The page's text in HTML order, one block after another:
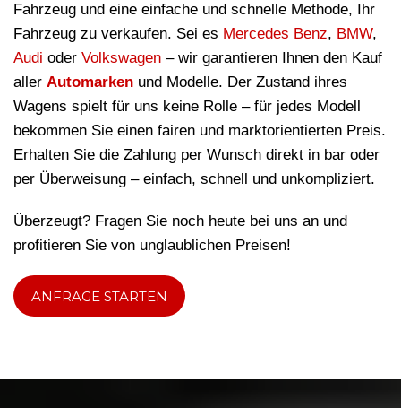
Fahrzeug und eine einfache und schnelle Methode, Ihr
Fahrzeug zu verkaufen. Sei es Mercedes Benz, BMW,
Audi oder Volkswagen – wir garantieren Ihnen den Kauf
aller Automarken und Modelle. Der Zustand ihres
Wagens spielt für uns keine Rolle – für jedes Modell
bekommen Sie einen fairen und marktorientierten Preis.
Erhalten Sie die Zahlung per Wunsch direkt in bar oder
per Überweisung – einfach, schnell und unkompliziert.
Überzeugt? Fragen Sie noch heute bei uns an und
profitieren Sie von unglaublichen Preisen!
ANFRAGE STARTEN